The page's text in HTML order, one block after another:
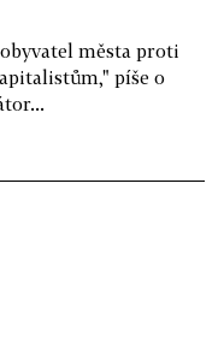
města proti
píše o